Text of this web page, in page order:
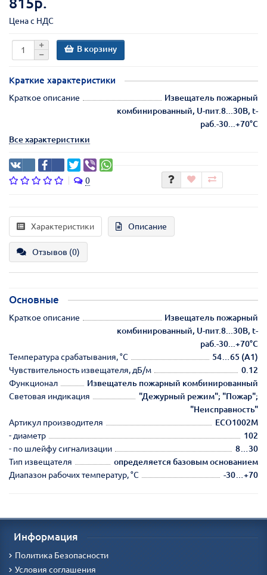
Цена с НДС
В корзину
Краткие характеристики
Краткое описание
Извещатель пожарный
комбинированный, U-пит.8...30В, t-
раб.-30...+70°C
Все характеристики
0
Характеристики Описание
Отзывов (0)
Основные
Краткое описание
Извещатель пожарный
комбинированный, U-пит.8...30В, t-
раб.-30...+70°C
Температура срабатывания, °С
54…65 (А1)
Чувствительность извещателя, дБ/м
0.12
Функционал
Извещатель пожарный комбинированный
Световая индикация
"Дежурный режим"; "Пожар";
"Неисправность"
Артикул производителя
ECO1002M
- диаметр
102
- по шлейфу сигнализации
8…30
Тип извещателя
определяется базовым основанием
Диапазон рабочих температур, °С
-30…+70
Информация
Политика Безопасности
Условия соглашения